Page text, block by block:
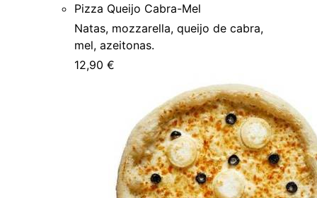
Pizza Queijo Cabra-Mel
Natas, mozzarella, queijo de cabra,
mel, azeitonas.
12,90 €